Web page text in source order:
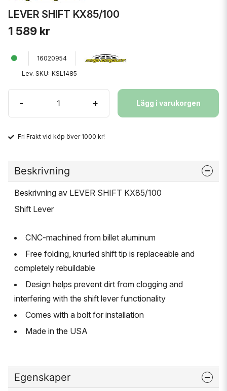
LEVER SHIFT KX85/100
1 589 kr
16020954
Lev. SKU: KSL1485
- + Lägg i varukorgen
Fri Frakt vid köp över 1000 kr!
Beskrivning
Beskrivning av LEVER SHIFT KX85/100
Shift Lever
CNC-machined from billet aluminum
Free folding, knurled shift tip is replaceable and
completely rebuildable
Design helps prevent dirt from clogging and
interfering with the shift lever functionality
Comes with a bolt for installation
Made in the USA
Egenskaper